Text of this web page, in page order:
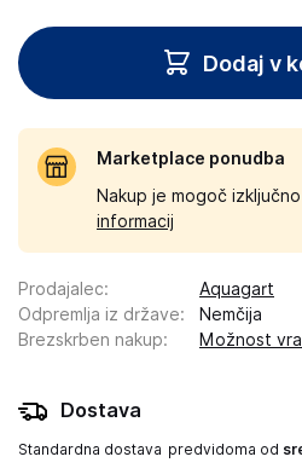
Dodaj v
Marketplace ponudba
Nakup je mogoč
informacij
Prodajalec:
Aquagart
Odpremlja iz države:
Nemčija
Brezskrben nakup: Možnost
Dostava
Standardna dostava predvidoma od